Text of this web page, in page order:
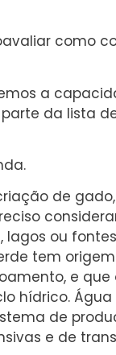
como
a
da lista
de
ou
tem
e
hídrico.
de
e de